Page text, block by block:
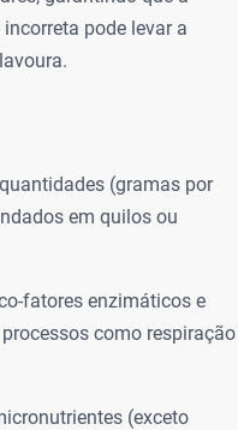
pode levar a
(gramas por
em quilos ou
fatores enzimáticos e
como respiração
(exceto